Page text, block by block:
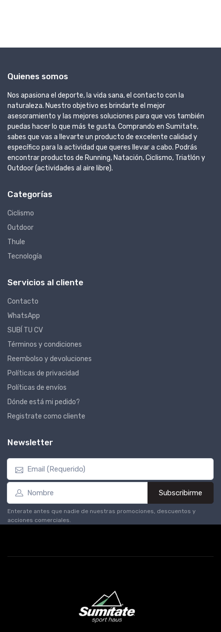
Quienes somos
Nos apasiona el deporte, la vida sana, el contacto con la
naturaleza. Nuestro objetivo es brindarte el mejor
asesoramiento y las mejores soluciones para que vos también
puedas hacer lo que más te gusta. Comprando en Sumitate,
sabes que vas a llevarte un producto de excelente calidad y
específico para la actividad que queres llevar a cabo. Podrás
encontrar productos de Running, Natación, Ciclismo, Triatlón y
Outdoor (actividades al aire libre).
Categorías
Ciclismo
Outdoor
Thule
Tecnología
Servicios al cliente
Contacto
WhatsApp
SUBÍ TU CV
Términos y condiciones
Reembolso y devoluciones
Políticas de privacidad
Políticas de envíos
Dónde está mi pedido?
Registrate como cliente
Newsletter
Subscribirme
Enterate antes que nadie de nuestras promociones, descuentos y
acciones comerciales.